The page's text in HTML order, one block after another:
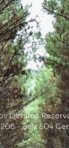
Direitos
- Sala 504